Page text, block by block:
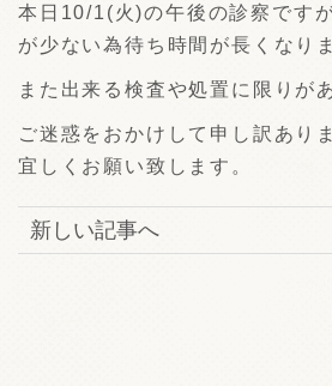
本日10/1(火)の午後の診察です
が少ない為待ち時間が長くなり
また出来る検査や処置に限りが
ご迷惑をおかけして申し訳あり
宜しくお願い致します。
新しい記事へ